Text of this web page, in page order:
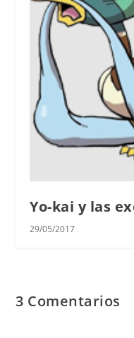
Yo-kai y las
29/05/2017
3 Comentarios